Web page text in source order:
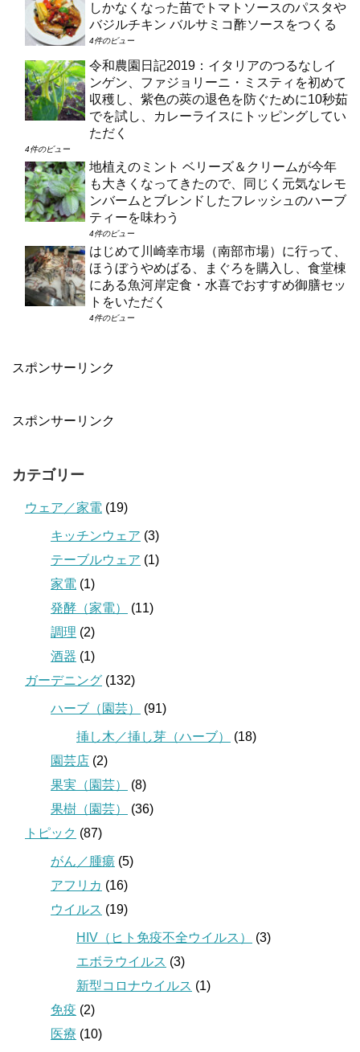
しかなくなった苗でトマトソースのパスタや
バジルチキン バルサミコ酢ソースをつくる
4件のビュー
令和農園日記2019：イタリアのつるなしイ
ンゲン、ファジョリーニ・ミスティを初めて
収穫し、紫色の莢の退色を防ぐために10秒茹
でを試し、カレーライスにトッピングしてい
ただく
4件のビュー
地植えのミント ベリーズ＆クリームが今年
も大きくなってきたので、同じく元気なレモ
ンバームとブレンドしたフレッシュのハーブ
ティーを味わう
4件のビュー
はじめて川崎幸市場（南部市場）に行って、
ほうぼうやめばる、まぐろを購入し、食堂棟
にある魚河岸定食・水喜でおすすめ御膳セッ
トをいただく
4件のビュー
スポンサーリンク
スポンサーリンク
カテゴリー
ウェア／家電 (19)
キッチンウェア (3)
テーブルウェア (1)
家電 (1)
発酵（家電）
(11)
調理 (2)
酒器 (1)
ガーデニング (132)
ハーブ（園芸） (91)
挿し木／挿し芽（ハーブ）
(18)
園芸店 (2)
果実（園芸）
(8)
果樹（園芸）
(36)
トピック (87)
がん／腫瘍 (5)
アフリカ (16)
ウイルス (19)
HIV（ヒト免疫不全ウイルス）
(3)
エボラウイルス (3)
新型コロナウイルス (1)
免疫 (2)
医療 (10)